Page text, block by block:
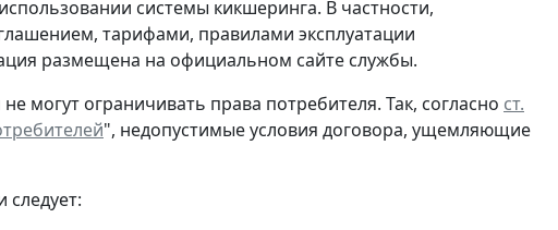
системы кикшеринга. В частности,
тарифами, правилами эксплуатации
размещена на официальном сайте службы.
могут ограничивать права потребителя. Так, согласно ст.
", недопустимые условия договора, ущемляющие